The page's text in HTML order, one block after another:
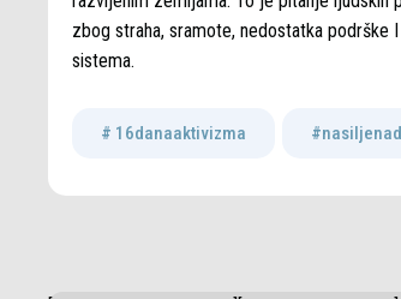
zbog straha, sramote, nedostatka podrške
sistema.
# 16danaaktivizma